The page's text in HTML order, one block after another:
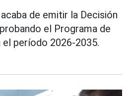
de emitir la Decisión
el Programa de
el período 2026-2035.